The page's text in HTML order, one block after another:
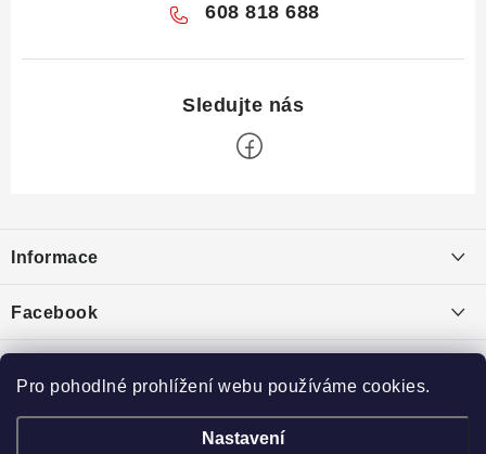
Pro pohodlné prohlížení webu používáme cookies.
Nastavení
608 818 688
p
a
í
Informace
Puncovní značky
Ochrana osobních údajů
Výkup minerálů a drahých kamenů
Facebook
Toplist
Broušený kámen